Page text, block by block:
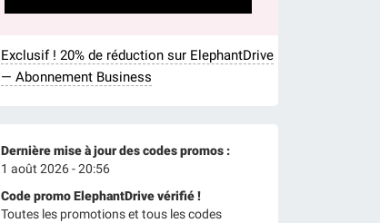
Exclusif ! 20% de réduction sur ElephantDrive
— Abonnement Business
Dernière mise à jour des codes promos :
1 août 2026 - 20:56
Code promo ElephantDrive vérifié !
Toutes les promotions et tous les codes